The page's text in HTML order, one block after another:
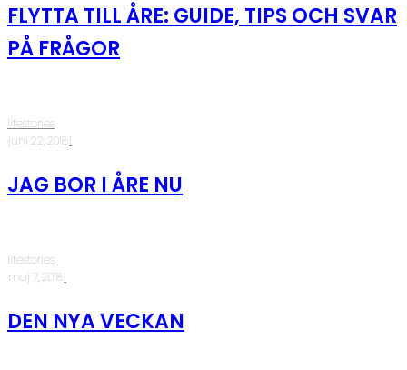
FLYTTA TILL ÅRE: GUIDE, TIPS OCH SVAR
PÅ FRÅGOR
lifestories
·juni 22, 2018·1
JAG BOR I ÅRE NU
lifestories
·maj 7, 2018·1
DEN NYA VECKAN